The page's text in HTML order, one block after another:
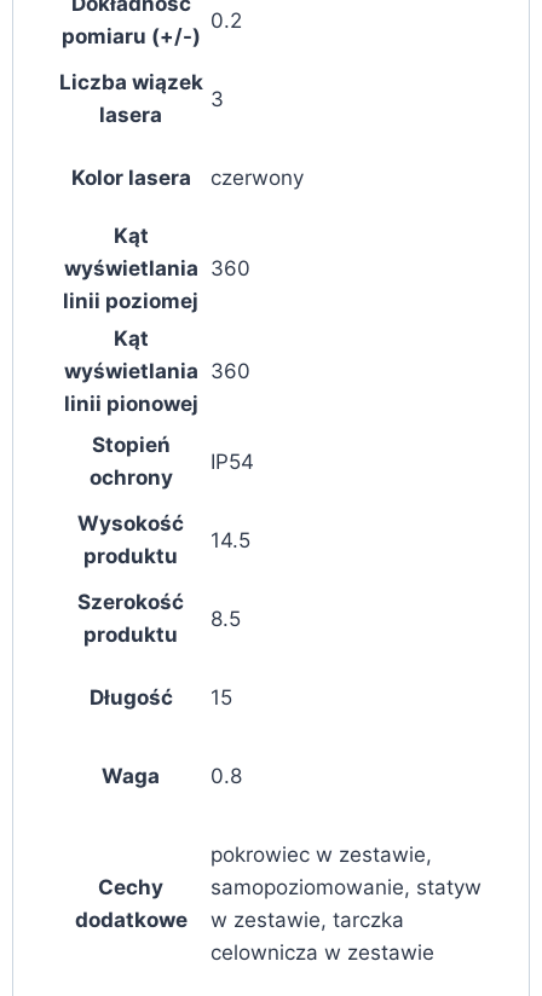
pomiaru (+/-)
0.2
Liczba wiązek
lasera
3
Kolor lasera czerwony
Kąt
wyświetlania
linii poziomej
360
Kąt
wyświetlania
linii pionowej
360
Stopień
ochrony
IP54
Wysokość
produktu
14.5
Szerokość
produktu
8.5
Długość 15
Waga 0.8
Cechy
dodatkowe
pokrowiec w zestawie,
samopoziomowanie, statyw
w zestawie, tarczka
celownicza w zestawie